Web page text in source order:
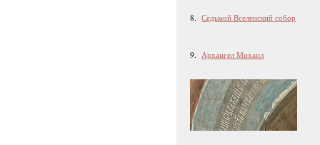
8.Седьмой Вселенский собор
9. Архангел Михаил